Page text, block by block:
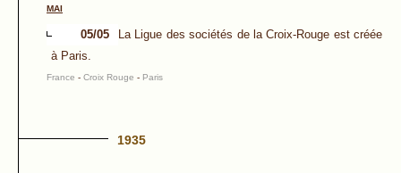
MAI
05/05
La Ligue des sociétés de la Croix-Rouge est créée
à Paris.
France - Croix Rouge - Paris
1935